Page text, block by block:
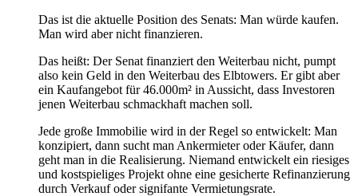
Das ist die aktuelle Position des Senats: Man würde kaufen.
Man wird aber nicht finanzieren.
Das heißt: Der Senat finanziert den Weiterbau nicht, pumpt
also kein Geld in den Weiterbau des Elbtowers. Er gibt aber
ein Kaufangebot für 46.000m² in Aussicht, dass Investoren
jenen Weiterbau schmackhaft machen soll.
Jede große Immobilie wird in der Regel so entwickelt: Man
konzipiert, dann sucht man Ankermieter oder Käufer, dann
geht man in die Realisierung. Niemand entwickelt ein riesiges
und kostspieliges Projekt ohne eine gesicherte Refinanzierung
durch Verkauf oder signifante Vermietungsrate.